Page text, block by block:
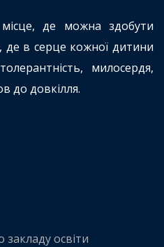
де можна здобути
де в серце кожної дитини
милосердя,
до довкілля.
освіти